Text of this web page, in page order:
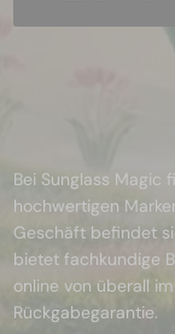
Bei Sunglass Magic
hochwertigen
Geschäft befindet
bietet fachkundige
online von überall
Rückgabegarantie.